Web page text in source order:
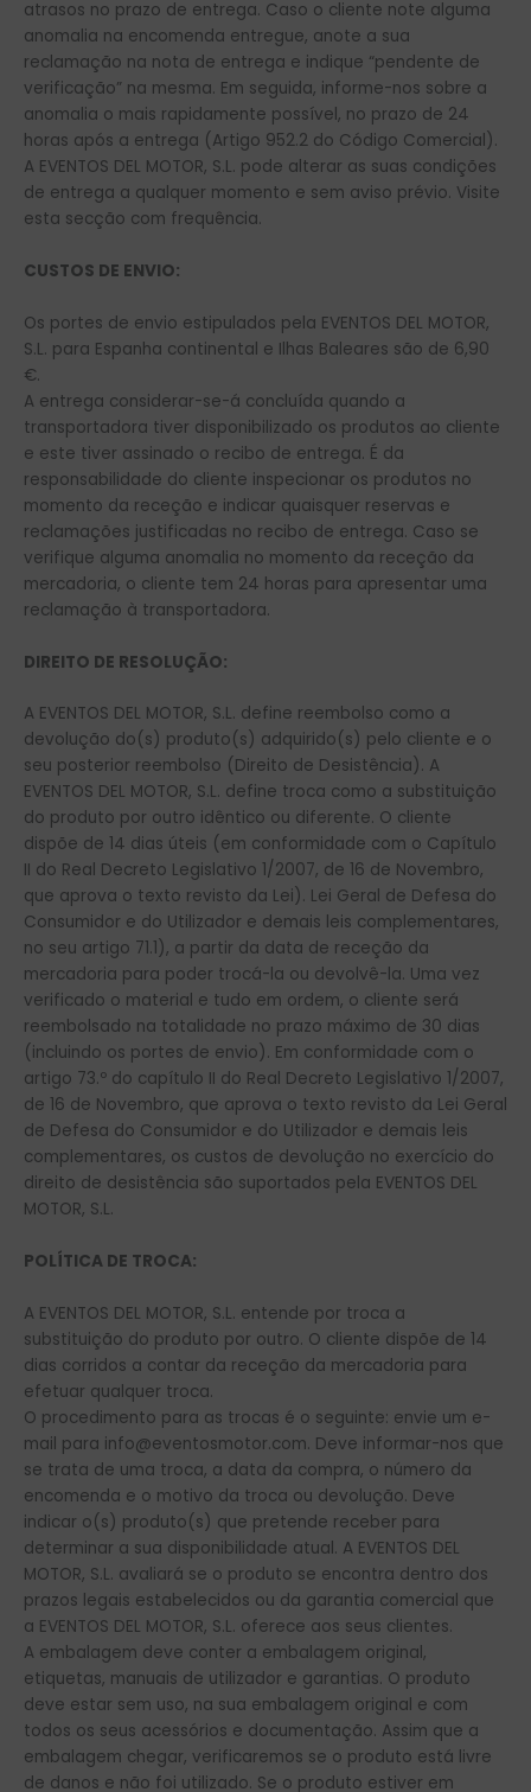
atrasos no prazo de entrega. Caso o cliente note alguma
anomalia na encomenda entregue, anote a sua
reclamação na nota de entrega e indique “pendente de
verificação” na mesma. Em seguida, informe-nos sobre a
anomalia o mais rapidamente possível, no prazo de 24
horas após a entrega (Artigo 952.2 do Código Comercial).
A EVENTOS DEL MOTOR, S.L. pode alterar as suas condições
de entrega a qualquer momento e sem aviso prévio. Visite
esta secção com frequência.
CUSTOS DE ENVIO:
Os portes de envio estipulados pela EVENTOS DEL MOTOR,
S.L. para Espanha continental e Ilhas Baleares são de 6,90
€.
A entrega considerar-se-á concluída quando a
transportadora tiver disponibilizado os produtos ao cliente
e este tiver assinado o recibo de entrega. É da
responsabilidade do cliente inspecionar os produtos no
momento da receção e indicar quaisquer reservas e
reclamações justificadas no recibo de entrega. Caso se
verifique alguma anomalia no momento da receção da
mercadoria, o cliente tem 24 horas para apresentar uma
reclamação à transportadora.
DIREITO DE RESOLUÇÃO:
A EVENTOS DEL MOTOR, S.L. define reembolso como a
devolução do(s) produto(s) adquirido(s) pelo cliente e o
seu posterior reembolso (Direito de Desistência). A
EVENTOS DEL MOTOR, S.L. define troca como a substituição
do produto por outro idêntico ou diferente. O cliente
dispõe de 14 dias úteis (em conformidade com o Capítulo
II do Real Decreto Legislativo 1/2007, de 16 de Novembro,
que aprova o texto revisto da Lei). Lei Geral de Defesa do
Consumidor e do Utilizador e demais leis complementares,
no seu artigo 71.1), a partir da data de receção da
mercadoria para poder trocá-la ou devolvê-la. Uma vez
verificado o material e tudo em ordem, o cliente será
reembolsado na totalidade no prazo máximo de 30 dias
(incluindo os portes de envio). Em conformidade com o
artigo 73.º do capítulo II do Real Decreto Legislativo 1/2007,
de 16 de Novembro, que aprova o texto revisto da Lei Geral
de Defesa do Consumidor e do Utilizador e demais leis
complementares, os custos de devolução no exercício do
direito de desistência são suportados pela EVENTOS DEL
MOTOR, S.L.
POLÍTICA DE TROCA:
A EVENTOS DEL MOTOR, S.L. entende por troca a
substituição do produto por outro. O cliente dispõe de 14
dias corridos a contar da receção da mercadoria para
efetuar qualquer troca.
O procedimento para as trocas é o seguinte: envie um e-
mail para info@eventosmotor.com. Deve informar-nos que
se trata de uma troca, a data da compra, o número da
encomenda e o motivo da troca ou devolução. Deve
indicar o(s) produto(s) que pretende receber para
determinar a sua disponibilidade atual. A EVENTOS DEL
MOTOR, S.L. avaliará se o produto se encontra dentro dos
prazos legais estabelecidos ou da garantia comercial que
a EVENTOS DEL MOTOR, S.L. oferece aos seus clientes.
A embalagem deve conter a embalagem original,
etiquetas, manuais de utilizador e garantias. O produto
deve estar sem uso, na sua embalagem original e com
todos os seus acessórios e documentação. Assim que a
embalagem chegar, verificaremos se o produto está livre
de danos e não foi utilizado. Se o produto estiver em